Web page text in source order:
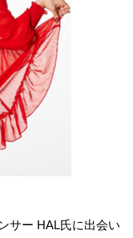
サー HAL氏に出会い